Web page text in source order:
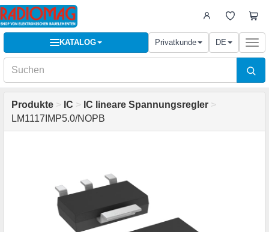
KATALOG Privatkunde DE
Produkte > IC > IC lineare Spannungsregler >
LM1117IMP5.0/NOPB